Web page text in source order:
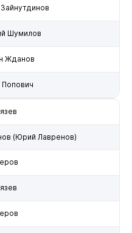
Шумилов
Жданов
(Юрий Лавренов)